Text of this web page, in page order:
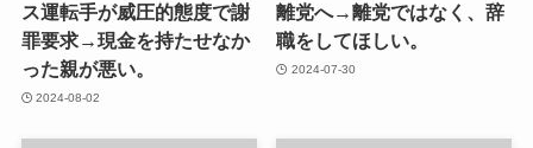
ス運転手が威圧的態度で謝
罪要求→現金を持たせなか
った親が悪い。
2024-08-02
離党へ→離党ではなく、辞
職をしてほしい。
2024-07-30